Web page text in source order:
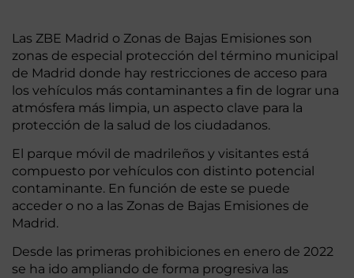
Las ZBE Madrid o Zonas de Bajas Emisiones son
zonas de especial protección del término municipal
de Madrid donde hay restricciones de acceso para
los vehículos más contaminantes a fin de lograr una
atmósfera más limpia, un aspecto clave para la
protección de la salud de los ciudadanos.
El parque móvil de madrileños y visitantes está
compuesto por vehículos con distinto potencial
contaminante. En función de este se puede
acceder o no a las Zonas de Bajas Emisiones de
Madrid.
Desde las primeras prohibiciones en enero de 2022
se ha ido ampliando de forma progresiva las